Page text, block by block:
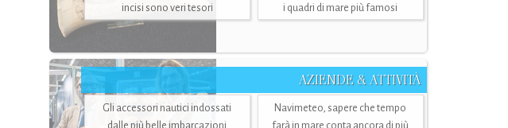
incisi sono veri tesori
i quadri di mare più famosi
AZIENDE & ATTIVITÀ
Gli accessori nautici indossati
dalle più belle imbarcazioni
Navimeteo, sapere che tempo
farà in mare conta ancora di più